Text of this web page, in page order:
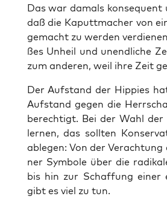
Das war damals
daß die Kaputt­ma­cher von
ge­macht zu wer­den
ßes Unheil und unend­li­che
zum ande­ren, weil ihre Zeit
Der Auf­stand der Hip­pies
Auf­stand gegen die
berech­tigt. Bei der Wahl
ler­nen, das soll­ten
able­gen: Von der
ner Sym­bo­le über die
bis hin zur Schaf­fung einer
gibt es viel zu tun.